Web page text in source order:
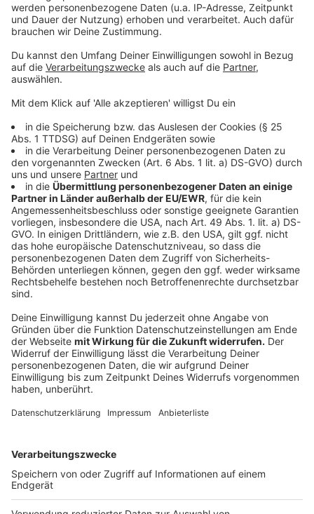
Organisationen unterwegs. Lasst euch dabei nicht
unter Druck setzte. Das machen laut dem DZI seriöse
emotionale Spendenbriefe oder „Plakative, stark
emotionalisierende Texte und mitleiderregende oder
Kennzeichen unseriöser Briefwerbung“, so das DZI.
Grade bei größeren Katastrophen gibt es auch immer
wieder Organisationen, die sehr aggressiv auftreten
und bei denen ein Großteil der Spenden in der
Verwaltung versickert. Das DZI erlaubt den von ihm
ausgezeichneten Hilfswerken maximal 30 Prozent der
Spendensummen für die Verwaltung zu verwenden.
Die Aktion Lichtblicke liegt da sogar unter zehn
Prozent. Das heißt, hier wird das allermeiste Geld
direkt für die Menschen, die es brauchen eingesetzt.
Wie arbeiten die Organisationen vor Ort?
Anzeige
Auch sollte man bei Hilfswerken auf die Vernetzung
ankommen. DieAktion Lichtblicke
über 25 Jahren in NRW für Kinder und deren Familien im
Einsatz. Durch die Vernetzung über die 45